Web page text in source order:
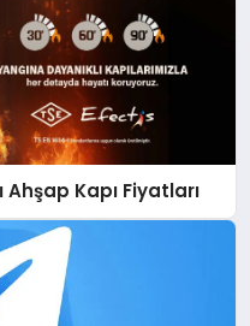
Ahşap Kapı Fiyatları